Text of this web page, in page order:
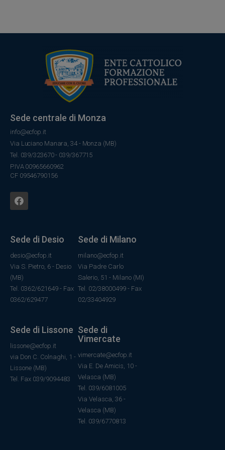
Sede centrale di Monza
info@ecfop.it
Via Luciano Manara, 34 - Monza (MB)
Tel. 039/323670 - 039/367715
P.IVA 00965660962
CF 09546790156
Sede di Desio
desio@ecfop.it
Via S. Pietro, 6 - Desio
(MB)
Tel. 0362/621649 - Fax
0362/629477
Sede di Lissone
lissone@ecfop.it
via Don C. Colnaghi, 1 -
Lissone (MB)
Tel. Fax 039/9094483
Sede di Milano
milano@ecfop.it
Via Padre Carlo
Salerio, 51 - Milano (MI)
Tel. 02/38000499 - Fax
02/33404929
Sede di
Vimercate
vimercate@ecfop.it
Via E. De Amicis, 10 -
Velasca (MB)
Tel. 039/6081005
Via Velasca, 36 -
Velasca (MB)
Tel. 039/6770813